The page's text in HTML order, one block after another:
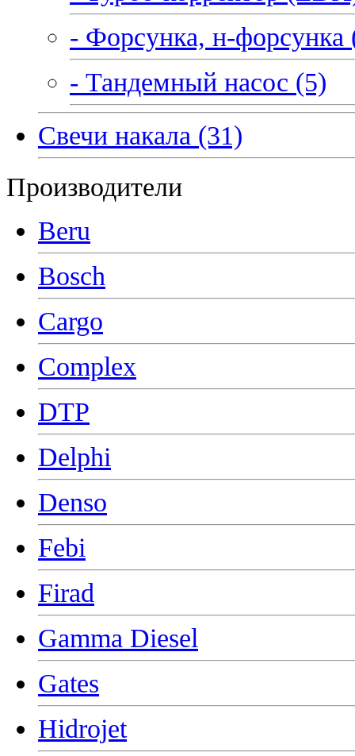
- Форсунка, н-форсунка
- Тандемный насос (5)
Свечи накала (31)
Производители
Beru
Bosch
Cargo
Complex
DTP
Delphi
Denso
Febi
Firad
Gamma Diesel
Gates
Hidrojet